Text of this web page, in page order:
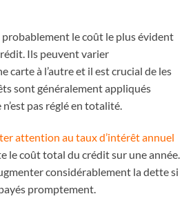
probablement le coût le plus évident
Ils peuvent varier
carte à l’autre et il est crucial de les
sont généralement appliqués
pas réglé en totalité.
attention au taux d’intérêt annuel
le coût total du crédit sur une année.
considérablement la dette si
promptement.